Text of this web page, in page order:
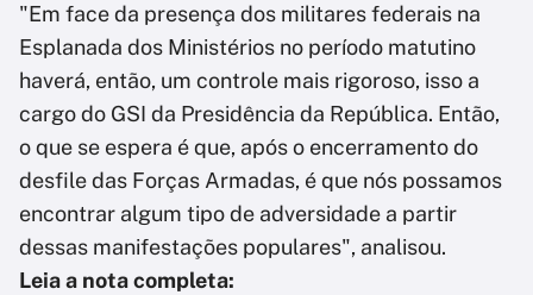
"Em face da presença dos militares federais na
Esplanada dos Ministérios no período matutino
haverá, então, um controle mais rigoroso, isso a
cargo do GSI da Presidência da República. Então,
o que se espera é que, após o encerramento do
desfile das Forças Armadas, é que nós possamos
encontrar algum tipo de adversidade a partir
dessas manifestações populares", analisou.
Leia a nota completa: